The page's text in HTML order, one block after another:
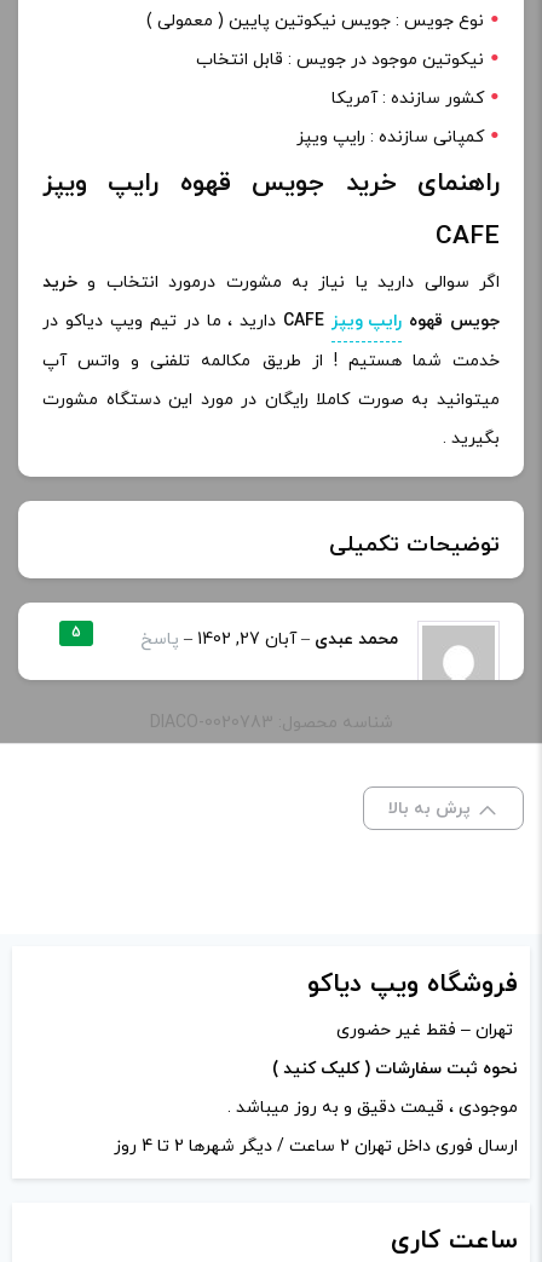
نوع جویس : جویس نیکوتین پایین ( معمولی )
نیکوتین موجود در جویس : قابل انتخاب
کشور سازنده : آمریکا
کمپانی سازنده : رایپ ویپز
راهنمای خرید جویس قهوه رایپ ویپز
CAFE
اگر سوالی دارید یا نیاز به مشورت درمورد انتخاب و خرید
جویس قهوه رایپ ویپز
دارید ، ما در تیم ویپ دیاکو در
خدمت شما هستیم ! از طریق مکالمه تلفنی و واتس آپ
میتوانید به صورت کاملا رایگان در مورد این دستگاه مشورت
بگیرید .
توضیحات تکمیلی
ظرفیت: 120 میلی لیتر, 60 میلی‌ لیتر
میلی‌ گرم
طعم: قهوه ، کیک ، دارچین
5 محمد عبدی – آبان 27, 1402 – پاسخ
دیدگاه خود را بنویسید
امتیاز شما*
شناسه محصول: DIACO-0020783
پرش به بالا
فروشگاه ویپ دیاکو
تهران – فقط غیر حضوری
نحوه ثبت سفارشات ( کلیک کنید )
موجودی ، قیمت دقیق و به روز میباشد .
ارسال فوری داخل تهران 2 ساعت / دیگر شهرها 2 تا 4 روز
ساعت کاری